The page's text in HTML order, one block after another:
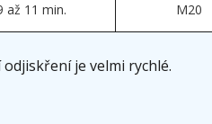
až 11 min. M20
je velmi rychlé.